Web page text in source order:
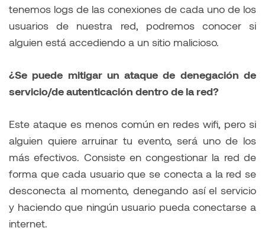
tenemos logs de las conexiones de cada uno de los
usuarios de nuestra red, podremos conocer si
alguien está accediendo a un sitio malicioso.
¿Se puede mitigar un ataque de denegación de
servicio/de autenticación dentro de la red?
Este ataque es menos común en redes wifi, pero si
alguien quiere arruinar tu evento, será uno de los
más efectivos. Consiste en congestionar la red de
forma que cada usuario que se conecta a la red se
desconecta al momento, denegando así el servicio
y haciendo que ningún usuario pueda conectarse a
internet.